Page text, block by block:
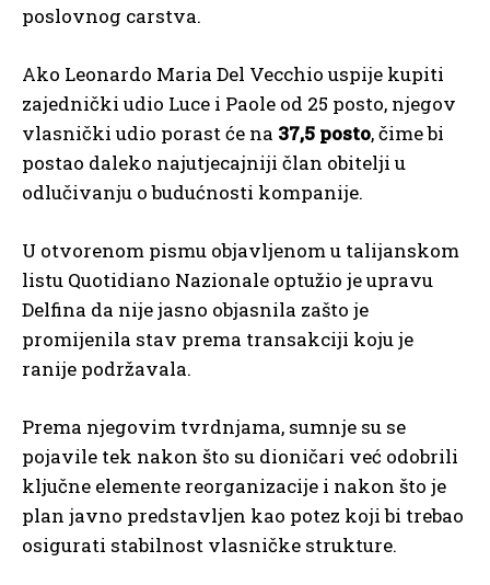
poslovnog carstva.
Ako Leonardo Maria Del Vecchio uspije kupiti
zajednički udio Luce i Paole od 25 posto, njegov
vlasnički udio porast će na 37,5 posto, čime bi
postao daleko najutjecajniji član obitelji u
odlučivanju o budućnosti kompanije.
U otvorenom pismu objavljenom u talijanskom
listu Quotidiano Nazionale optužio je upravu
Delfina da nije jasno objasnila zašto je
promijenila stav prema transakciji koju je
ranije podržavala.
Prema njegovim tvrdnjama, sumnje su se
pojavile tek nakon što su dioničari već odobrili
ključne elemente reorganizacije i nakon što je
plan javno predstavljen kao potez koji bi trebao
osigurati stabilnost vlasničke strukture.